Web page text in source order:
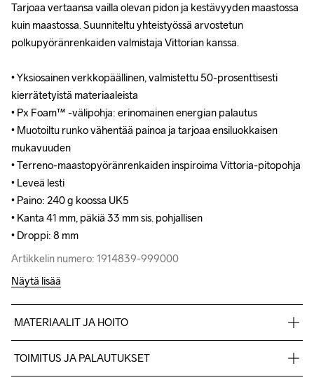
Tarjoaa vertaansa vailla olevan pidon ja kestävyyden maastossa
kuin maastossa. Suunniteltu yhteistyössä arvostetun
polkupyöränrenkaiden valmistaja Vittorian kanssa.
• Yksiosainen verkkopäällinen, valmistettu 50-prosenttisesti
kierrätetyistä materiaaleista
• Px Foam™ -välipohja: erinomainen energian palautus
• Muotoiltu runko vähentää painoa ja tarjoaa ensiluokkaisen
mukavuuden
• Terreno-maastopyöränrenkaiden inspiroima Vittoria-pitopohja
• Leveä lesti
• Paino: 240 g koossa UK5
• Kanta 41 mm, päkiä 33 mm sis. pohjallisen
• Droppi: 8 mm
Artikkelin numero: 1914839-999000
Tarjoaa vertaansa vailla olevan pidon ja kestävyyden maastossa
kuin maastossa. Suunniteltu yhteistyössä arvostetun
polkupyöränrenkaiden valmistaja Vittorian kanssa.
• Yksiosainen verkkopäällinen, valmistettu 50-prosenttisesti
kierrätetyistä materiaaleista
• Px Foam™ -välipohja: erinomainen energian palautus
• Muotoiltu runko vähentää painoa ja tarjoaa ensiluokkaisen
mukavuuden
• Terreno-maastopyöränrenkaiden inspiroima Vittoria-pitopohja
• Leveä lesti
• Paino: 240 g koossa UK5
• Kanta 41 mm, päkiä 33 mm sis. pohjallisen
• Droppi: 8 mm
Artikkelin numero: 1914839-999000
Näytä lisää
MATERIAALIT JA HOITO
Outsole 100% Rubber
TOIMITUS JA PALAUTUKSET